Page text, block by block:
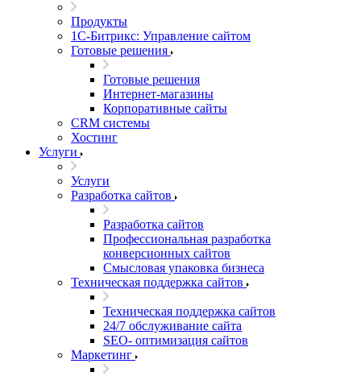
Продукты
1С-Битрикс: Управление сайтом
Готовые решения
Готовые решения
Интернет-магазины
Корпоративные сайты
CRM системы
Хостинг
Услуги
Услуги
Разработка сайтов
Разработка сайтов
Профессиональная разработка
конверсионных сайтов
Смысловая упаковка бизнеса
Техническая поддержка сайтов
Техническая поддержка сайтов
24/7 обслуживание сайта
SEO- оптимизация сайтов
Маркетинг